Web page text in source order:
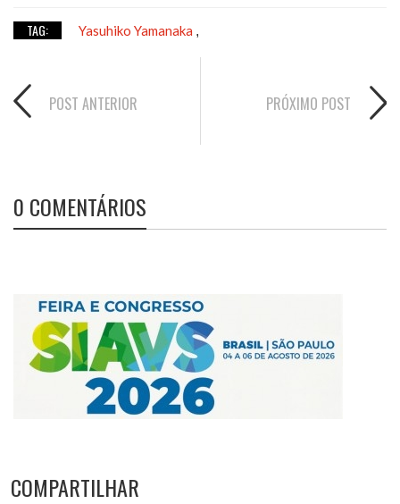
TAG: Yasuhiko Yamanaka ,
POST ANTERIOR PRÓXIMO POST
0 COMENTÁRIOS
COMPARTILHAR